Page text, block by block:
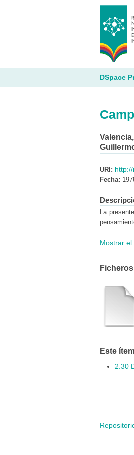
DSpace
URI:
Fecha:
La
Mostrar
Este
2.30